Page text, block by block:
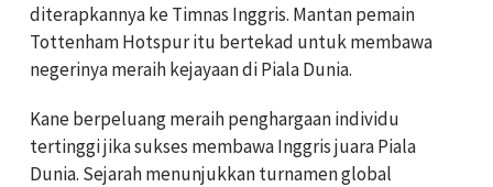
diterapkannya ke Timnas Inggris. Mantan pemain
Tottenham Hotspur itu bertekad untuk membawa
negerinya meraih kejayaan di Piala Dunia.
Kane berpeluang meraih penghargaan individu
tertinggi jika sukses membawa Inggris juara Piala
Dunia. Sejarah menunjukkan turnamen global